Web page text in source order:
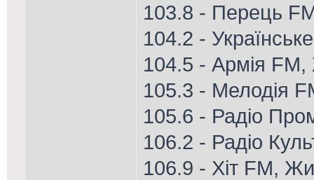
103.8 - Перець
104.2 -
104.5 - Армія
105.3 - Мелодія
105.6 - Радіо
106.2 - Радіо
106.9 - Хіт FM,